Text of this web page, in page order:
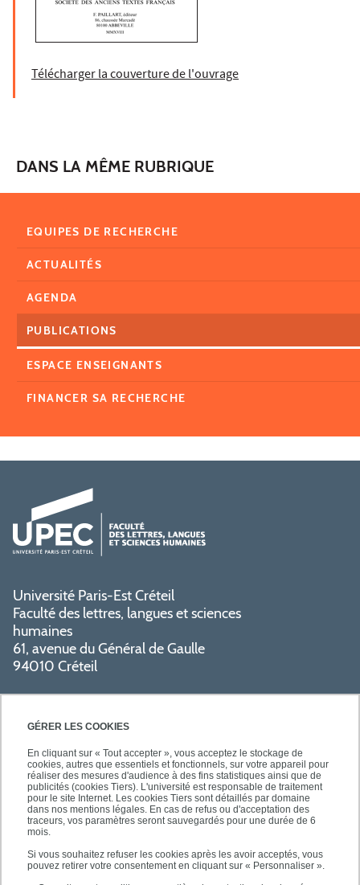
GÉRER LES COOKIES
En cliquant sur « Tout accepter », vous acceptez le stockage de
cookies, autres que essentiels et fonctionnels, sur votre appareil pour
réaliser des mesures d'audience à des fins statistiques ainsi que de
publicités (cookies Tiers). L'université est responsable de traitement
pour le site Internet. Les cookies Tiers sont détaillés par domaine
dans nos mentions légales. En cas de refus ou d'acceptation des
traceurs, vos paramètres seront sauvegardés pour une durée de 6
mois.
Si vous souhaitez refuser les cookies après les avoir acceptés, vous
pouvez retirer votre consentement en cliquant sur « Personnaliser ».
Télécharger la couverture de l'ouvrage
DANS LA MÊME RUBRIQUE
EQUIPES DE RECHERCHE
ACTUALITÉS
AGENDA
PUBLICATIONS
ESPACE ENSEIGNANTS
FINANCER SA RECHERCHE
Université Paris-Est Créteil
Faculté des lettres, langues et sciences
humaines
61, avenue du Général de Gaulle
94010 Créteil
PRATIQUE
NOS FORMATIONS